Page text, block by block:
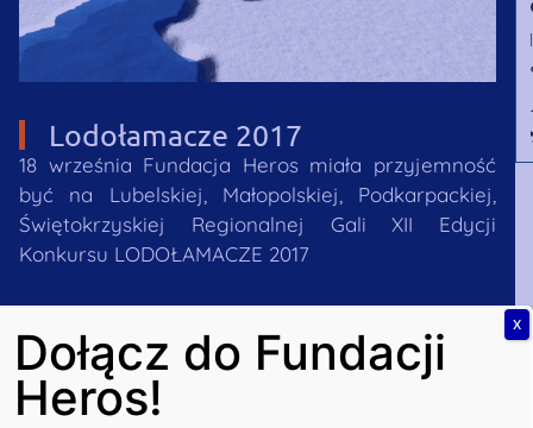
Lodołamacze 2017
18 września Fundacja Heros miała przyjemność
być na Lubelskiej, Małopolskiej, Podkarpackiej,
Świętokrzyskiej Regionalnej Gali XII Edycji
Konkursu LODOŁAMACZE 2017
18 września Fundacja Heros miała przyjemność być
na Lubelskiej, Małopolskiej, Podkarpackiej,
Dołącz do Fundacji
Heros!
X